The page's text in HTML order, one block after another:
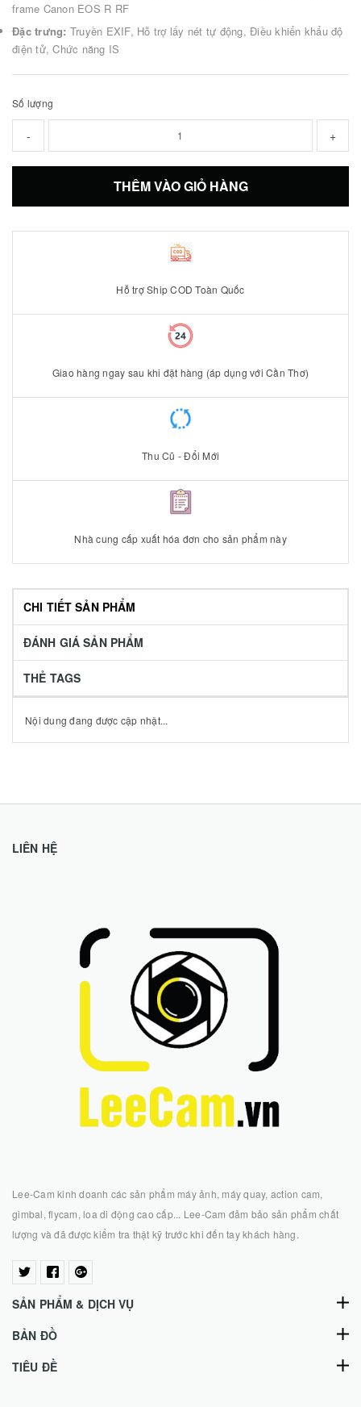
frame Canon EOS R RF
Đặc trưng: Truyền EXIF, Hỗ trợ lấy nét tự động, Điều khiển khẩu độ
điện tử, Chức năng IS
Số lượng
- +
THÊM VÀO GIỎ HÀNG
Hỗ trợ Ship COD Toàn Quốc
Giao hàng ngay sau khi đặt hàng (áp dụng với Cần Thơ)
Thu Cũ - Đổi Mới
Nhà cung cấp xuất hóa đơn cho sản phẩm này
CHI TIẾT SẢN PHẨM
ĐÁNH GIÁ SẢN PHẨM
THẺ TAGS
Nội dung đang được cập nhật...
LIÊN HỆ
Lee-Cam kinh doanh các sản phẩm máy ảnh, máy quay, action cam,
gimbal, flycam, loa di động cao cấp... Lee-Cam đảm bảo sản phẩm chất
lượng và đã được kiểm tra thật kỹ trước khi đến tay khách hàng.
SẢN PHẨM & DỊCH VỤ
BẢN ĐỒ
TIÊU ĐỀ